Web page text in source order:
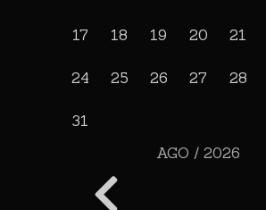
17 18 19 20 21
24 25 26 27 28
31
AGO / 2026